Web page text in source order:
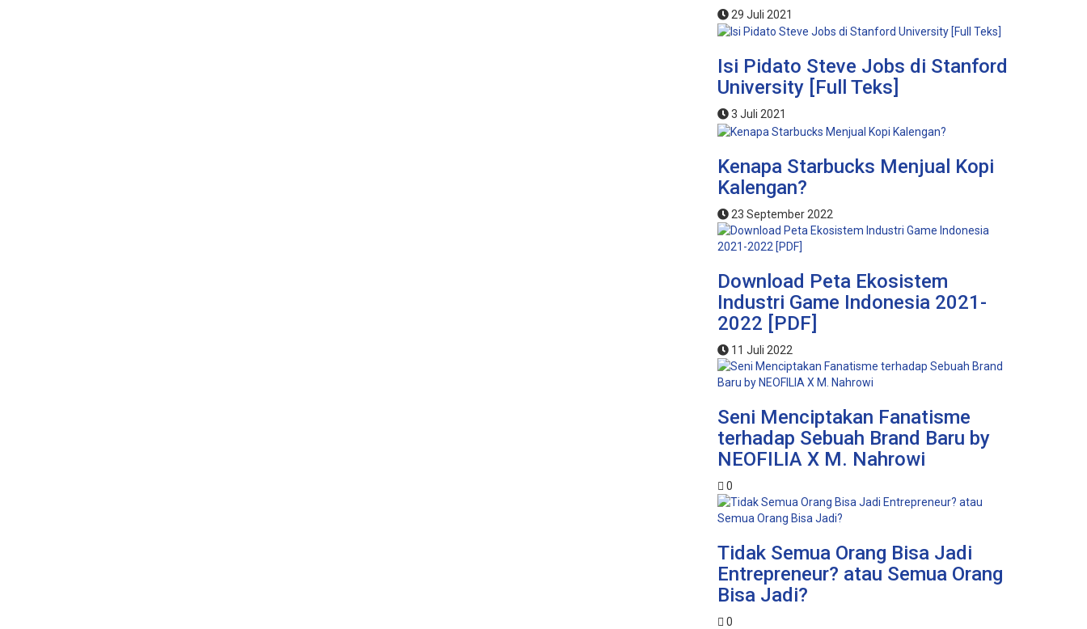
29 Juli 2021
Isi Pidato Steve Jobs di Stanford
University [Full Teks]
3 Juli 2021
Kenapa Starbucks Menjual Kopi
Kalengan?
23 September 2022
Download Peta Ekosistem
Industri Game Indonesia 2021-
2022 [PDF]
11 Juli 2022
Seni Menciptakan Fanatisme
terhadap Sebuah Brand Baru by
NEOFILIA X M. Nahrowi
0
Tidak Semua Orang Bisa Jadi
Entrepreneur? atau Semua Orang
Bisa Jadi?
0